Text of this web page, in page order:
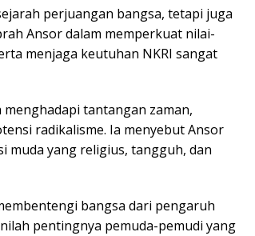
perjuangan bangsa, tetapi juga
Ansor dalam memperkuat nilai-
menjaga keutuhan NKRI sangat
tantangan zaman,
radikalisme. Ia menyebut Ansor
muda yang religius, tangguh, dan
bangsa dari pengaruh
pentingnya pemuda-pemudi yang